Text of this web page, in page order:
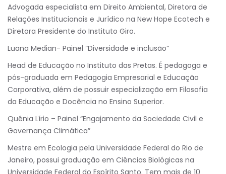
Advogada especialista em Direito Ambiental, Diretora de
Relações Institucionais e Jurídico na New Hope Ecotech e
Diretora Presidente do Instituto Giro.
Luana Median- Painel “Diversidade e inclusão”
Head de Educação no Instituto das Pretas. É pedagoga e
pós-graduada em Pedagogia Empresarial e Educação
Corporativa, além de possuir especialização em Filosofia
da Educação e Docência no Ensino Superior.
Quênia Lírio – Painel “Engajamento da Sociedade Civil e
Governança Climática”
Mestre em Ecologia pela Universidade Federal do Rio de
Janeiro, possui graduação em Ciências Biológicas na
Universidade Federal do Espírito Santo. Tem mais de 10